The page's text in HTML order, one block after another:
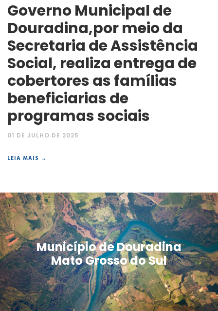
Governo Municipal de
Douradina,por meio da
Secretaria de Assistência
Social, realiza entrega de
cobertores as famílias
beneficiarias de
programas sociais
01 DE JULHO DE 2025
LEIA MAIS →
Município de Douradina
Mato Grosso do Sul